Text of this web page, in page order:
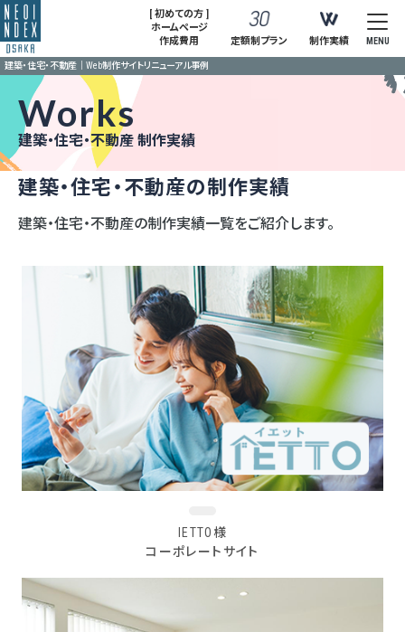
[ 初めての方 ]
ホームページ
作成費用
定額制プラン 制作実績 MENU
建築・住宅・不動産｜Web制作サイトリニューアル事例
Works
建築・住宅・不動産 制作実績
建築・住宅・不動産の制作実績
建築・住宅・不動産の制作実績一覧をご紹介します。
IETTO様
コーポレートサイト